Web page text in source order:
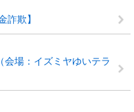
詐欺】
会場：イズミヤゆいテラ